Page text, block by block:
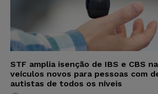
STF amplia isenção de IBS e CBS
veículos novos para pessoas com
autistas de todos os níveis